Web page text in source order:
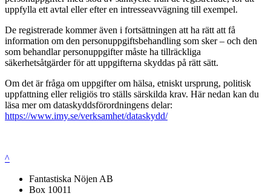
uppfylla ett avtal eller efter en intresseavvägning till exempel.
De registrerade kommer även i fortsättningen att ha rätt att få
information om den personuppgiftsbehandling som sker – och den
som behandlar personuppgifter måste ha tillräckliga
säkerhetsåtgärder för att uppgifterna skyddas på rätt sätt.
Om det är fråga om uppgifter om hälsa, etniskt ursprung, politisk
uppfattning eller religiös tro ställs särskilda krav. Här nedan kan du
läsa mer om dataskyddsförordningens delar:
https://www.imy.se/verksamhet/dataskydd/
^
Fantastiska Nöjen AB
Box 10011